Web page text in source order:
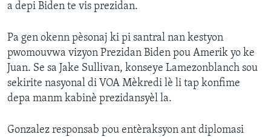
a depi Biden te vis prezidan.
Pa gen okenn pèsonaj ki pi santral nan kestyon
pwomouvwa vizyon Prezidan Biden pou Amerik yo ke
Juan. Se sa Jake Sullivan, konseye Lamezonblanch sou
sekirite nasyonal di VOA Mèkredi lè li tap konfime
depa manm kabinè prezidansyèl la.
Gonzalez responsab pou entèraksyon ant diplomasi